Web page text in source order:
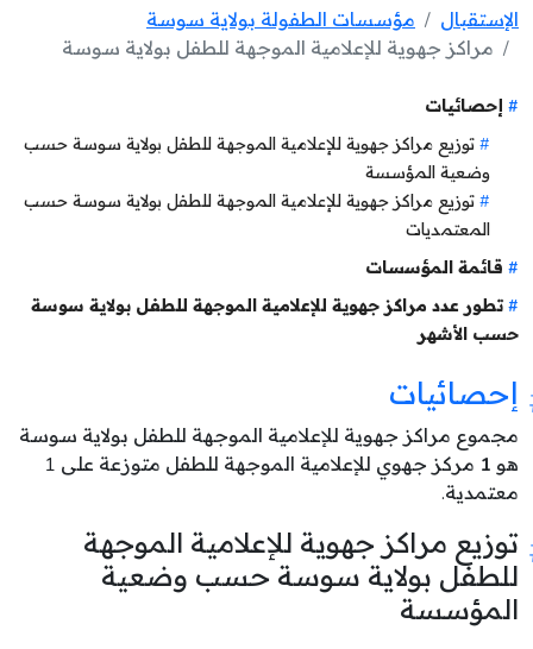
الإستقبال
مؤسسات الطفولة بولاية سوسة
مراكز جهوية للإعلامية الموجهة للطفل بولاية سوسة
إحصائيات
توزيع مراكز جهوية للإعلامية الموجهة للطفل بولاية سوسة حسب
وضعية المؤسسة
توزيع مراكز جهوية للإعلامية الموجهة للطفل بولاية سوسة حسب
المعتمديات
قائمة المؤسسات
تطور عدد مراكز جهوية للإعلامية الموجهة للطفل بولاية سوسة
حسب الأشهر
إحصائيات
مجموع مراكز جهوية للإعلامية الموجهة للطفل بولاية سوسة
هو 1
مركز جهوي للإعلامية الموجهة للطفل متوزعة على 1
معتمدية.
توزيع مراكز جهوية للإعلامية الموجهة
للطفل بولاية سوسة حسب وضعية
المؤسسة